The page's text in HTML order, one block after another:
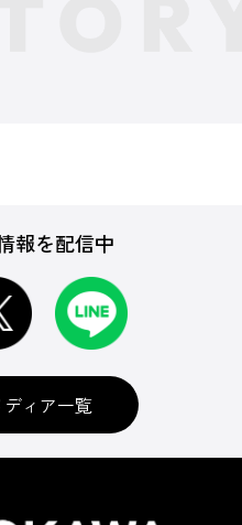
報を配信中
ィア一覧